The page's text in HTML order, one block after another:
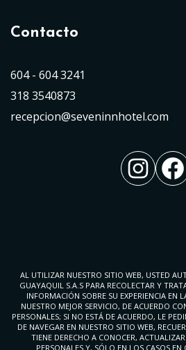
Contacto
604 - 604 3241
318 3540873
recepcion@seveninnhotel.com
AL UTILIZAR NUESTRO SITIO WEB, USTED
GUAYAQUIL S.A.S PARA RECOLECTAR Y
INFORMACIÓN SOBRE SU EXPERIENCIA EN
NUESTRO MEJOR SERVICIO, DE ACUERDO
PERSONALES; SI NO ESTÁ DE ACUERDO, LE
DE NAVEGAR EN NUESTRO SITIO WEB,
TIENE DERECHO A CONOCER,
PERSONALES Y, SÓLO EN LOS CASOS EN